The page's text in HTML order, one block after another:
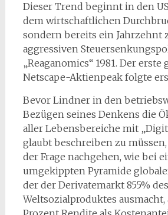
Dieser Trend beginnt in den
dem wirtschaftlichen
sondern bereits ein Jahrzehnt
aggressiven
„Reaganomics“ 1981. Der erste
Netscape-Aktienpeak folgte
Bevor Lindner in den
Bezügen seines Denkens die
aller Lebensbereiche mit
glaubt beschreiben zu
der Frage nachgehen, wie bei
umgekippten Pyramide
der der Derivatemarkt 855% des
Weltsozialproduktes